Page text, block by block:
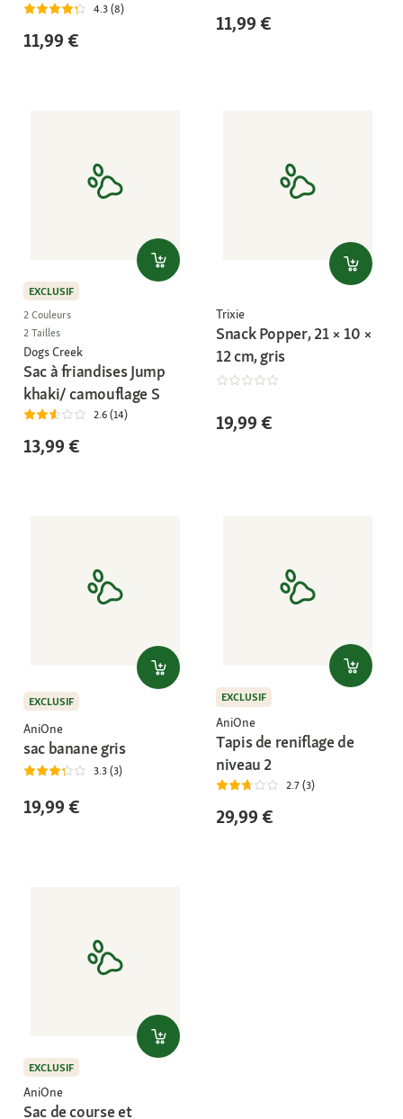
4.3 (8)
11,99 €
11,99 €
EXCLUSIF
2 Couleurs
2 Tailles
Dogs Creek
Sac à friandises Jump
khaki/ camouflage S
2.6 (14)
13,99 €
Trixie
Snack Popper, 21 × 10 ×
12 cm, gris
19,99 €
EXCLUSIF
AniOne
sac banane gris
3.3 (3)
19,99 €
EXCLUSIF
AniOne
Tapis de reniflage de
niveau 2
2.7 (3)
29,99 €
EXCLUSIF
AniOne
Sac de course et